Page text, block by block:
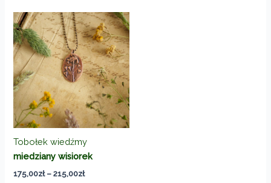
Tobołek wiedźmy
miedziany wisiorek
175,00zł – 215,00złZakres